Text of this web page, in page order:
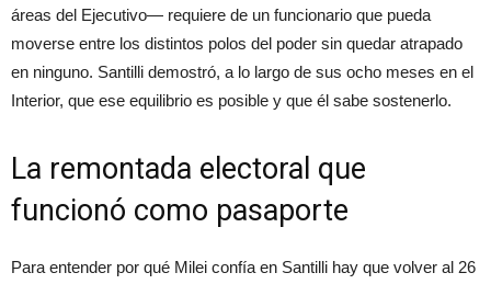
áreas del Ejecutivo— requiere de un funcionario que pueda
moverse entre los distintos polos del poder sin quedar atrapado
en ninguno. Santilli demostró, a lo largo de sus ocho meses en el
Interior, que ese equilibrio es posible y que él sabe sostenerlo.
La remontada electoral que
funcionó como pasaporte
Para entender por qué Milei confía en Santilli hay que volver al 26